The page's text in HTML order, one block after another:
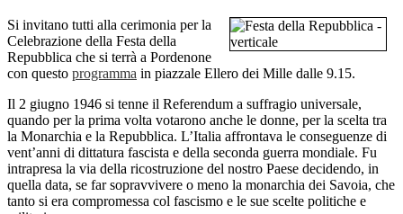
Si invitano tutti alla cerimonia per la
Celebrazione della Festa della
Repubblica che si terrà a Pordenone
con questo programma in piazzale Ellero dei Mille dalle 9.15.
Il 2 giugno 1946 si tenne il Referendum a suffragio universale,
quando per la prima volta votarono anche le donne, per la scelta tra
la Monarchia e la Repubblica. L’Italia affrontava le conseguenze di
vent’anni di dittatura fascista e della seconda guerra mondiale. Fu
intrapresa la via della ricostruzione del nostro Paese decidendo, in
quella data, se far sopravvivere o meno la monarchia dei Savoia, che
tanto si era compromessa col fascismo e le sue scelte politiche e